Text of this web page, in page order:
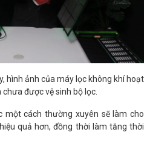
hình ảnh của máy lọc không khí hoạt
được vệ sinh bộ lọc.
một cách thường xuyên sẽ làm cho
quả hơn, đồng thời làm tăng thời